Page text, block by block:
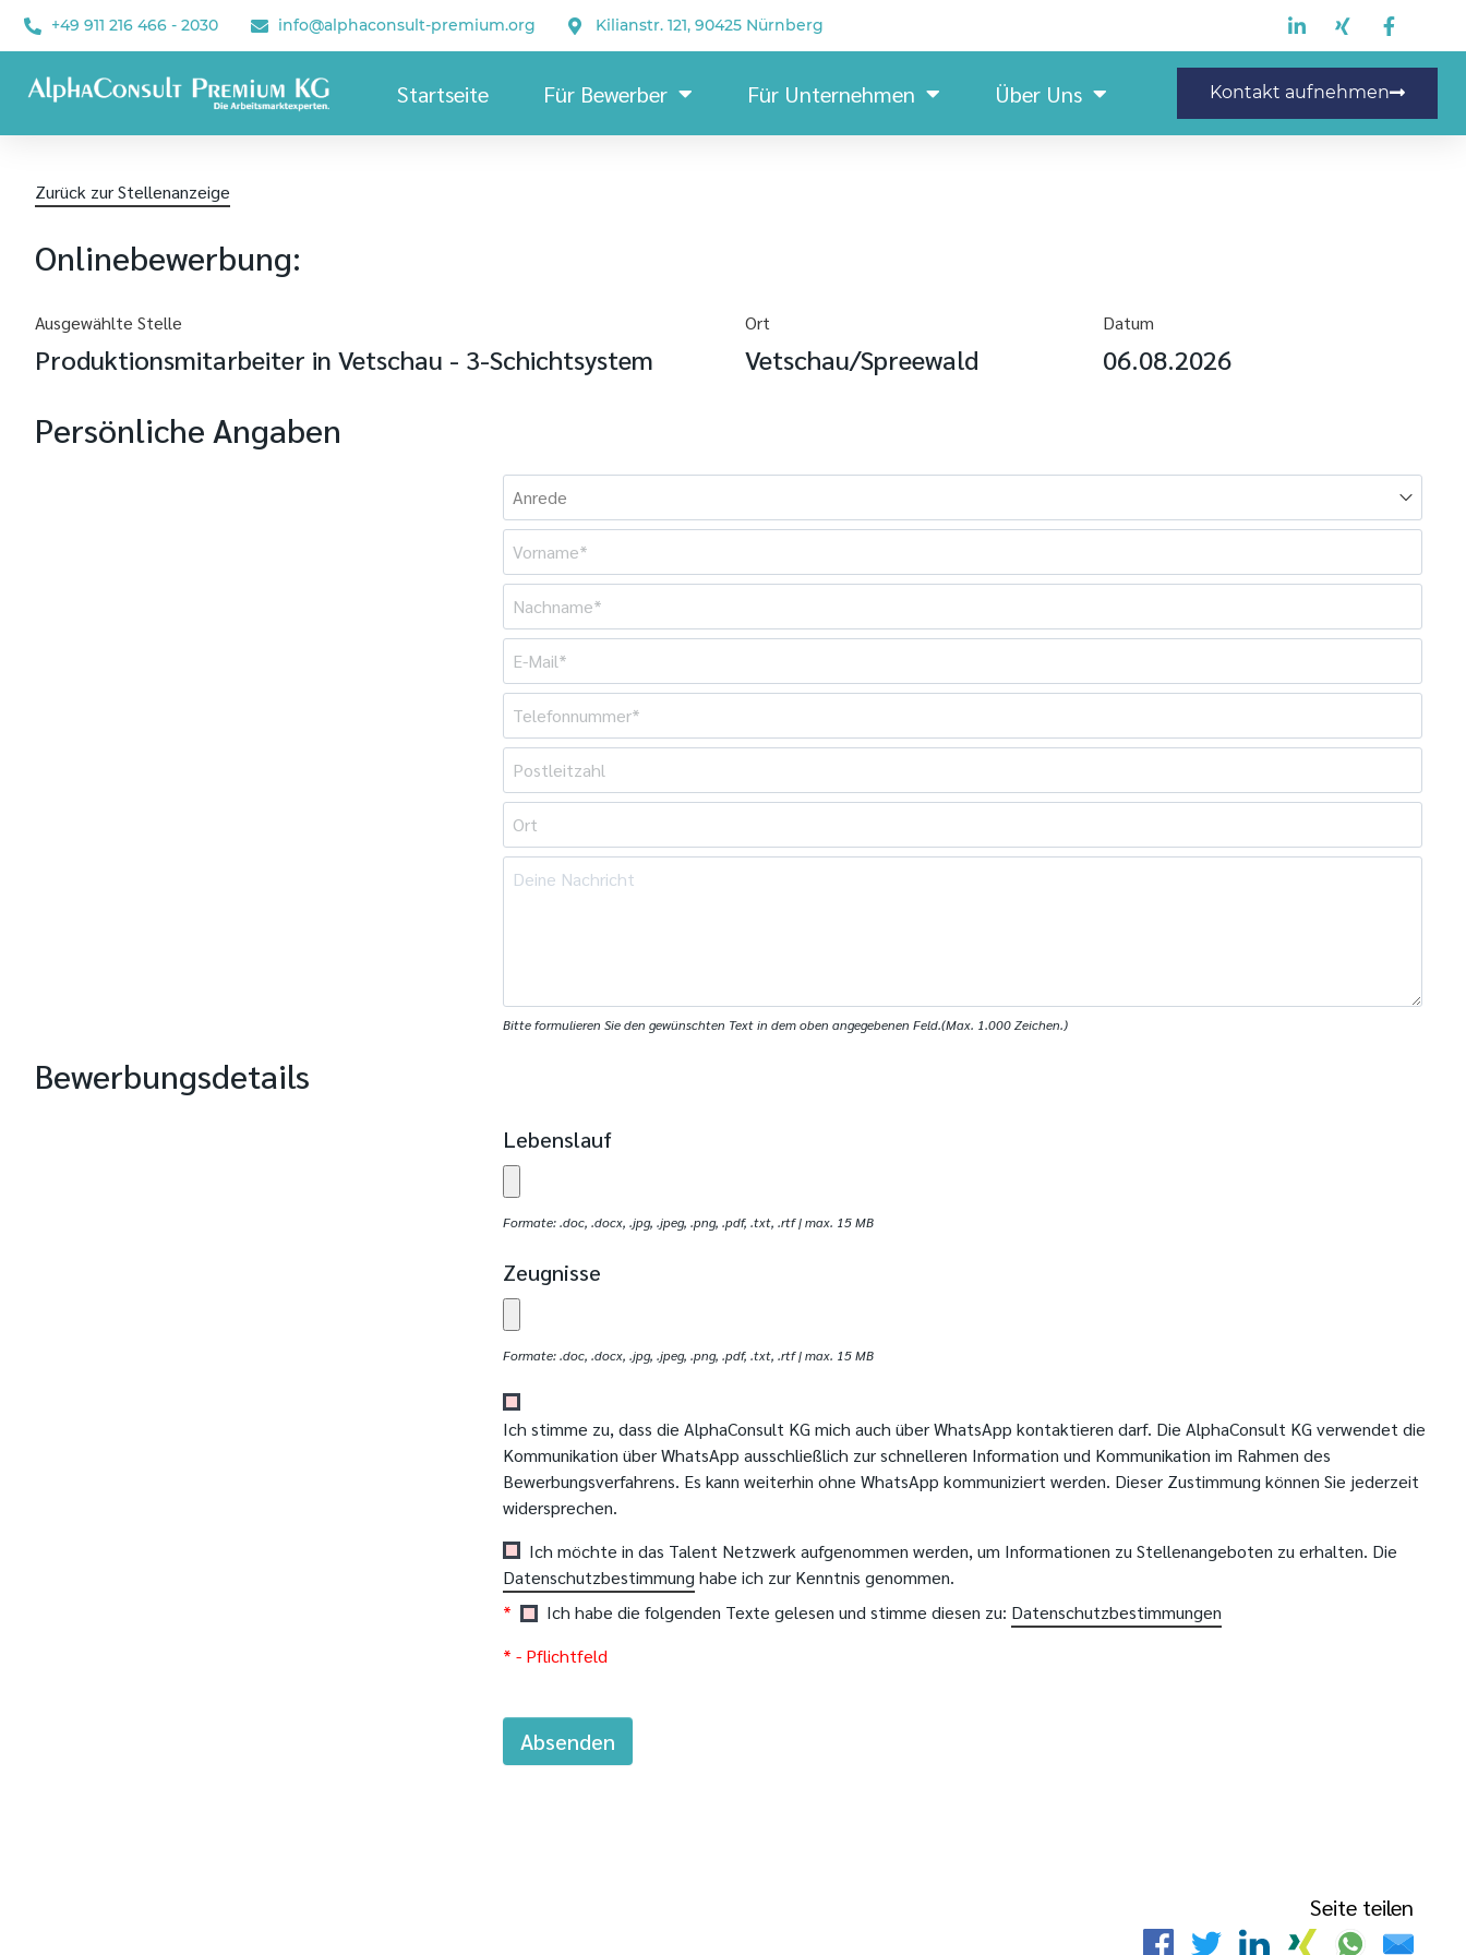
+49 911 216 466 - 2030 info@alphaconsult-premium.org Kilianstr. 121, 90425 Nürnberg
Startseite Für Bewerber Für Unternehmen Über Uns Kontakt aufnehmen
Zurück zur Stellenanzeige
Onlinebewerbung:
Ausgewählte Stelle
Produktionsmitarbeiter in Vetschau - 3-Schichtsystem
Ort
Vetschau/Spreewald
Datum
06.08.2026
Persönliche Angaben
Bitte formulieren Sie den gewünschten Text in dem oben angegebenen Feld.(Max. 1.000 Zeichen.)
Bewerbungsdetails
Lebenslauf
Formate: .doc, .docx, .jpg, .jpeg, .png, .pdf, .txt, .rtf | max. 15 MB
Zeugnisse
Formate: .doc, .docx, .jpg, .jpeg, .png, .pdf, .txt, .rtf | max. 15 MB
Ich stimme zu, dass die AlphaConsult KG mich auch über WhatsApp kontaktieren darf. Die AlphaConsult KG verwendet die
Kommunikation über WhatsApp ausschließlich zur schnelleren Information und Kommunikation im Rahmen des
Bewerbungsverfahrens. Es kann weiterhin ohne WhatsApp kommuniziert werden. Dieser Zustimmung können Sie jederzeit
widersprechen.
Ich möchte in das Talent Netzwerk aufgenommen werden, um Informationen zu Stellenangeboten zu erhalten. Die
Datenschutzbestimmung habe ich zur Kenntnis genommen.
*
Ich habe die folgenden Texte gelesen und stimme diesen zu: Datenschutzbestimmungen
* - Pflichtfeld
Absenden
Seite teilen